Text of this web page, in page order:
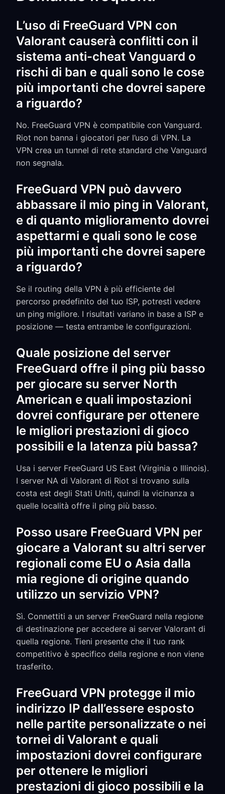
L’uso di FreeGuard VPN con
Valorant causerà conflitti con il
sistema anti-cheat Vanguard o
rischi di ban e quali sono le cose
più importanti che dovrei sapere
a riguardo?
No. FreeGuard VPN è compatibile con Vanguard.
Riot non banna i giocatori per l’uso di VPN. La
VPN crea un tunnel di rete standard che Vanguard
non segnala.
FreeGuard VPN può davvero
abbassare il mio ping in Valorant,
e di quanto miglioramento dovrei
aspettarmi e quali sono le cose
più importanti che dovrei sapere
a riguardo?
Se il routing della VPN è più efficiente del
percorso predefinito del tuo ISP, potresti vedere
un ping migliore. I risultati variano in base a ISP e
posizione — testa entrambe le configurazioni.
Quale posizione del server
FreeGuard offre il ping più basso
per giocare su server North
American e quali impostazioni
dovrei configurare per ottenere
le migliori prestazioni di gioco
possibili e la latenza più bassa?
Usa i server FreeGuard US East (Virginia o Illinois).
I server NA di Valorant di Riot si trovano sulla
costa est degli Stati Uniti, quindi la vicinanza a
quelle località offre il ping più basso.
Posso usare FreeGuard VPN per
giocare a Valorant su altri server
regionali come EU o Asia dalla
mia regione di origine quando
utilizzo un servizio VPN?
Sì. Connettiti a un server FreeGuard nella regione
di destinazione per accedere ai server Valorant di
quella regione. Tieni presente che il tuo rank
competitivo è specifico della regione e non viene
trasferito.
FreeGuard VPN protegge il mio
indirizzo IP dall’essere esposto
nelle partite personalizzate o nei
tornei di Valorant e quali
impostazioni dovrei configurare
per ottenere le migliori
prestazioni di gioco possibili e la